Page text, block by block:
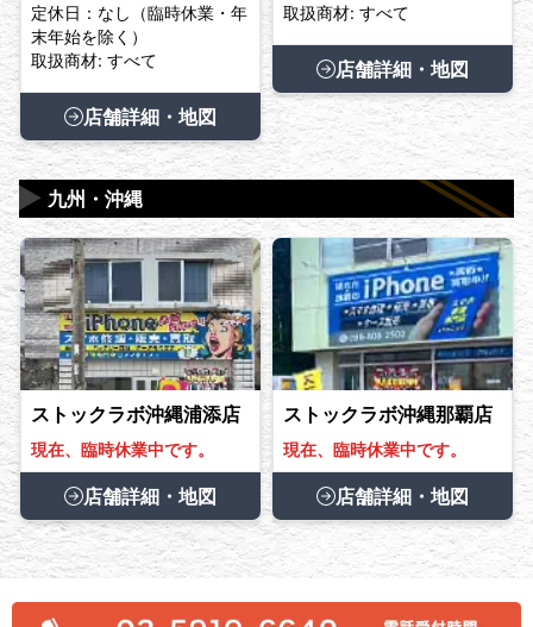
定休日：なし（臨時休業・年
末年始を除く）
取扱商材: すべて
店舗詳細・地図
取扱商材: すべて
店舗詳細・地図
九州・沖縄
▶
ストックラボ沖縄浦添店
現在、臨時休業中です。
店舗詳細・地図
ストックラボ沖縄那覇店
現在、臨時休業中です。
店舗詳細・地図